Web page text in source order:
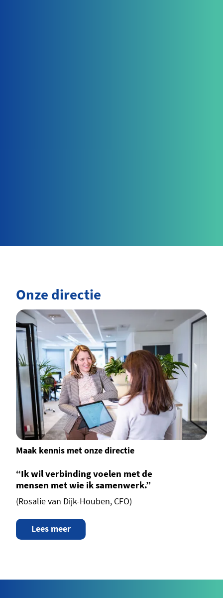
Onze directie
Maak kennis met onze directie
“Ik wil verbinding voelen met de
mensen met wie ik samenwerk.”
(Rosalie van Dijk-Houben, CFO)
Lees meer